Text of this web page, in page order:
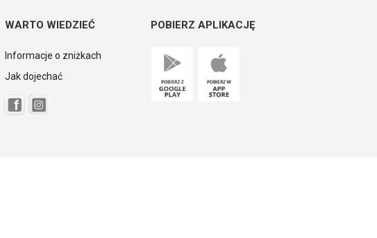
WARTO WIEDZIEĆ
Informacje o zniżkach
Jak dojechać
POBIERZ APLIKACJĘ